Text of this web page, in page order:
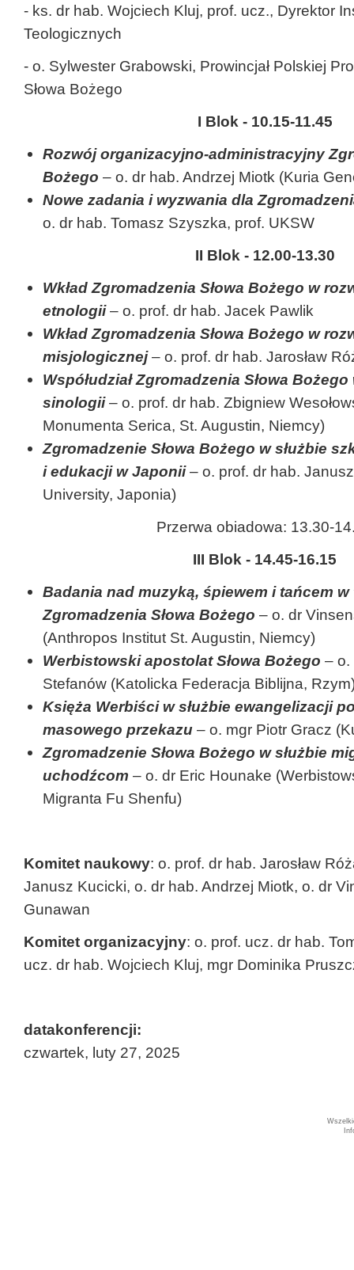
- ks. dr hab. Wojciech Kluj, prof. ucz., Dyrektor
Teologicznych
- o. Sylwester Grabowski, Prowincjał Polskiej
Słowa Bożego
I Blok - 10.15-11.45
Rozwój organizacyjno-administracyjny
Bożego – o. dr hab. Andrzej Miotk (Kuria
Nowe zadania i wyzwania dla
o. dr hab. Tomasz Szyszka, prof. UKSW
II Blok - 12.00-13.30
Wkład Zgromadzenia Słowa Bożego w
etnologii– o. prof. dr hab. Jacek Pawlik
Wkład Zgromadzenia Słowa Bożego w
misjologicznej– o. prof. dr hab. Jarosław
Współudział Zgromadzenia Słowa
sinologii– o. prof. dr hab. Zbigniew
Monumenta Serica, St. Augustin, Niemcy)
Zgromadzenie Słowa Bożego w służbie
i edukacji w Japonii– o. prof. dr hab.
University, Japonia)
Przerwa obiadowa: 13.30-
III Blok - 14.45-16.15
Badania nad muzyką, śpiewem i tańcem
Zgromadzenia Słowa Bożego – o. dr
(Anthropos Institut St. Augustin, Niemcy)
Werbistowski apostolat Słowa Bożego – o.
Stefanów (Katolicka Federacja Biblijna,
Księża Werbiści w służbie ewangelizacji
masowego przekazu – o. mgr Piotr Gracz
Zgromadzenie Słowa Bożego w służbie
uchodźcom – o. dr Eric Hounake
Migranta Fu Shenfu)
Komitet naukowy: o. prof. dr hab. Jarosław
Janusz Kucicki, o. dr hab. Andrzej Miotk, o. dr
Gunawan
Komitet organizacyjny: o. prof. ucz. dr hab.
ucz. dr hab. Wojciech Kluj, mgr Dominika
datakonferencji:
czwartek, luty 27, 2025